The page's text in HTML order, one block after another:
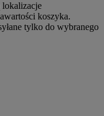
koszyka.
tylko do wybranego